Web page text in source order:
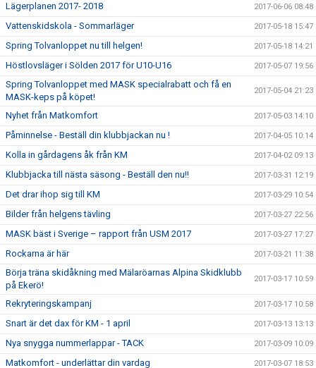
Lägerplanen 2017- 2018 2017-06-06 08:48
Vattenskidskola - Sommarläger 2017-05-18 15:47
Spring Tolvanloppet nu till helgen! 2017-05-18 14:21
Höstlovsläger i Sölden 2017 för U10-U16 2017-05-07 19:56
Spring Tolvanloppet med MASK specialrabatt och få en
MASK-keps på köpet!
2017-05-04 21:23
Nyhet från Matkomfort 2017-05-03 14:10
Påminnelse - Beställ din klubbjackan nu ! 2017-04-05 10:14
Kolla in gårdagens åk från KM 2017-04-02 09:13
Klubbjacka till nästa säsong - Beställ den nu!! 2017-03-31 12:19
Det drar ihop sig till KM 2017-03-29 10:54
Bilder från helgens tävling 2017-03-27 22:56
MASK bäst i Sverige – rapport från USM 2017 2017-03-27 17:27
Rockarna är här 2017-03-21 11:38
Börja träna skidåkning med Mälaröarnas Alpina Skidklubb
på Ekerö!
2017-03-17 10:59
Rekryteringskampanj 2017-03-17 10:58
Snart är det dax för KM - 1 april 2017-03-13 13:13
Nya snygga nummerlappar - TACK 2017-03-09 10:09
Matkomfort - underlättar din vardag 2017-03-07 18:53